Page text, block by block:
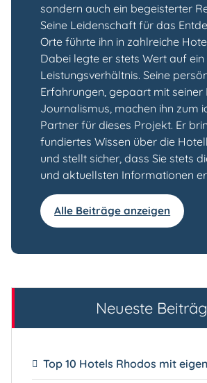
sondern auch ein begeisterter
Seine Leidenschaft für das
Orte führte ihn in zahlreiche
Dabei legte er stets Wert auf ein
Leistungsverhältnis. Seine
Erfahrungen, gepaart mit seiner
Journalismus, machen ihn zum
Partner für dieses Projekt. Er
fundiertes Wissen über die
und stellt sicher, dass Sie stets
und aktuellsten Informationen
Alle Beiträge anzeigen
Neueste
Top 10 Hotels Rhodos mit